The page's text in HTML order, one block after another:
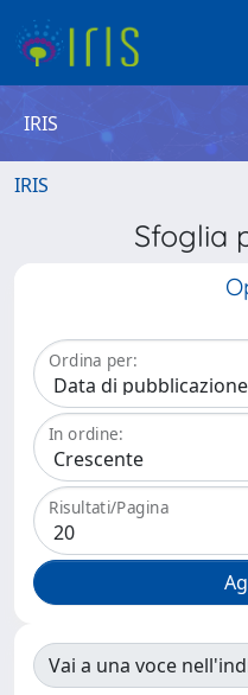
IRIS
IRIS
Sfoglia
Ordina per:
In ordine:
Risultati/Pagina
Vai a una voce